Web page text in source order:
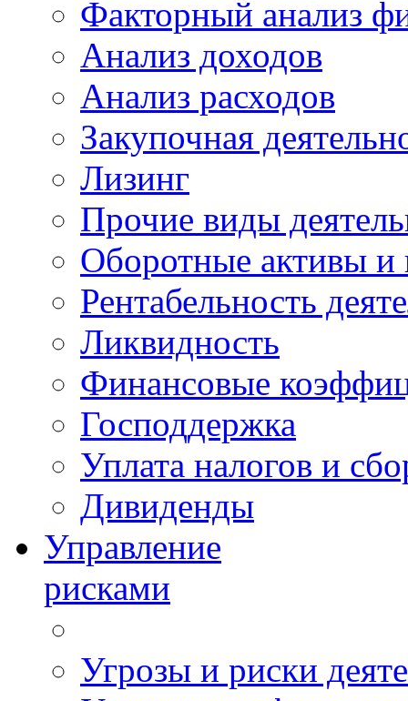
Факторный анализ
Анализ доходов
Анализ расходов
Закупочная
Лизинг
Прочие виды
Оборотные активы и
Рентабельность
Ликвидность
Финансовые
Господдержка
Уплата налогов и
Дивиденды
Управление
рисками
Угрозы и риски